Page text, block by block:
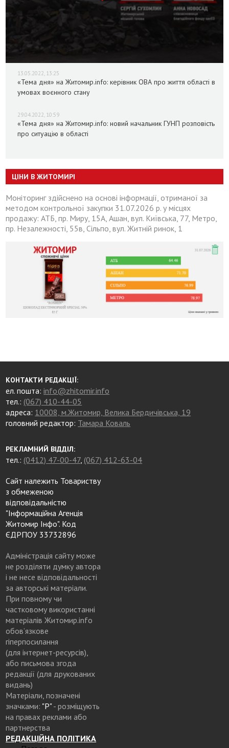
13.05.2022, 13:25
«Тема дня» на Житомир.info: керівник ОВА про життя області в
умовах воєнного стану
29.04.2022, 10:59
«Тема дня» на Житомир.info: новий начальник ГУНП розповість
про ситуацію в області
ЦІНИ В ЖИТОМИРІ
Моніторинг здійснено на основі інформації, отриманої за
методом контрольної закупки 31.07.2026 р. у місцях
продажу: АТБ, пр. Миру, 15А, Ашан, вул. Київська, 77, Метро,
пр. Незалежності, 55в, Сільпо, вул. Житній ринок, 1
КОНТАКТИ РЕДАКЦІЇ:
ел. пошта:info@zhitomir.info
тел.: (067) 410-44-05
адреса: 10008, м.Житомир, Велика Бердичівська, 19
головний редактор: Тамара Коваль
РЕКЛАМНИЙ ВІДДІЛ:
тел.: (0412) 47-00-47, (067) 412-63-04
Сайт належить Товариству
з обмеженою
відповідальністю
"Інформаційна Агенція
Житомир Інфо". Код
ЄДРПОУ 33732896
Адміністрація сайту може
не розділяти думку автора
і не несе відповідальності
за авторські матеріали.
При повному чи
частковому використанні
матеріалів Житомир.info
обов’язкове
гіперпосилання
(для інтернет-ресурсів),
або письмова згода
редакції (для друкованих
видань)
Матеріали, позначені
значками: "Р"- розміщують
на правах реклами або
партнерства
РЕДАКЦІЙНА ПОЛІТИКА